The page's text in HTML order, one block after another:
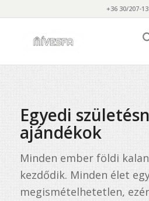
+36 30/207-
Egyedi
ajándékok
Minden ember földi
kezdődik. Minden élet
megismételhetetlen,